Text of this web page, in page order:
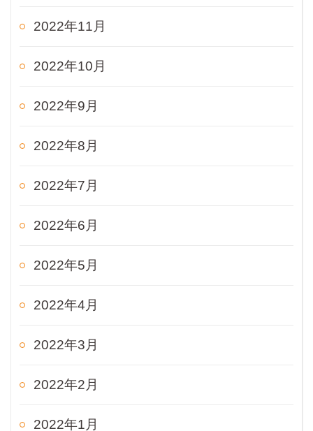
2022年11月
2022年10月
2022年9月
2022年8月
2022年7月
2022年6月
2022年5月
2022年4月
2022年3月
2022年2月
2022年1月